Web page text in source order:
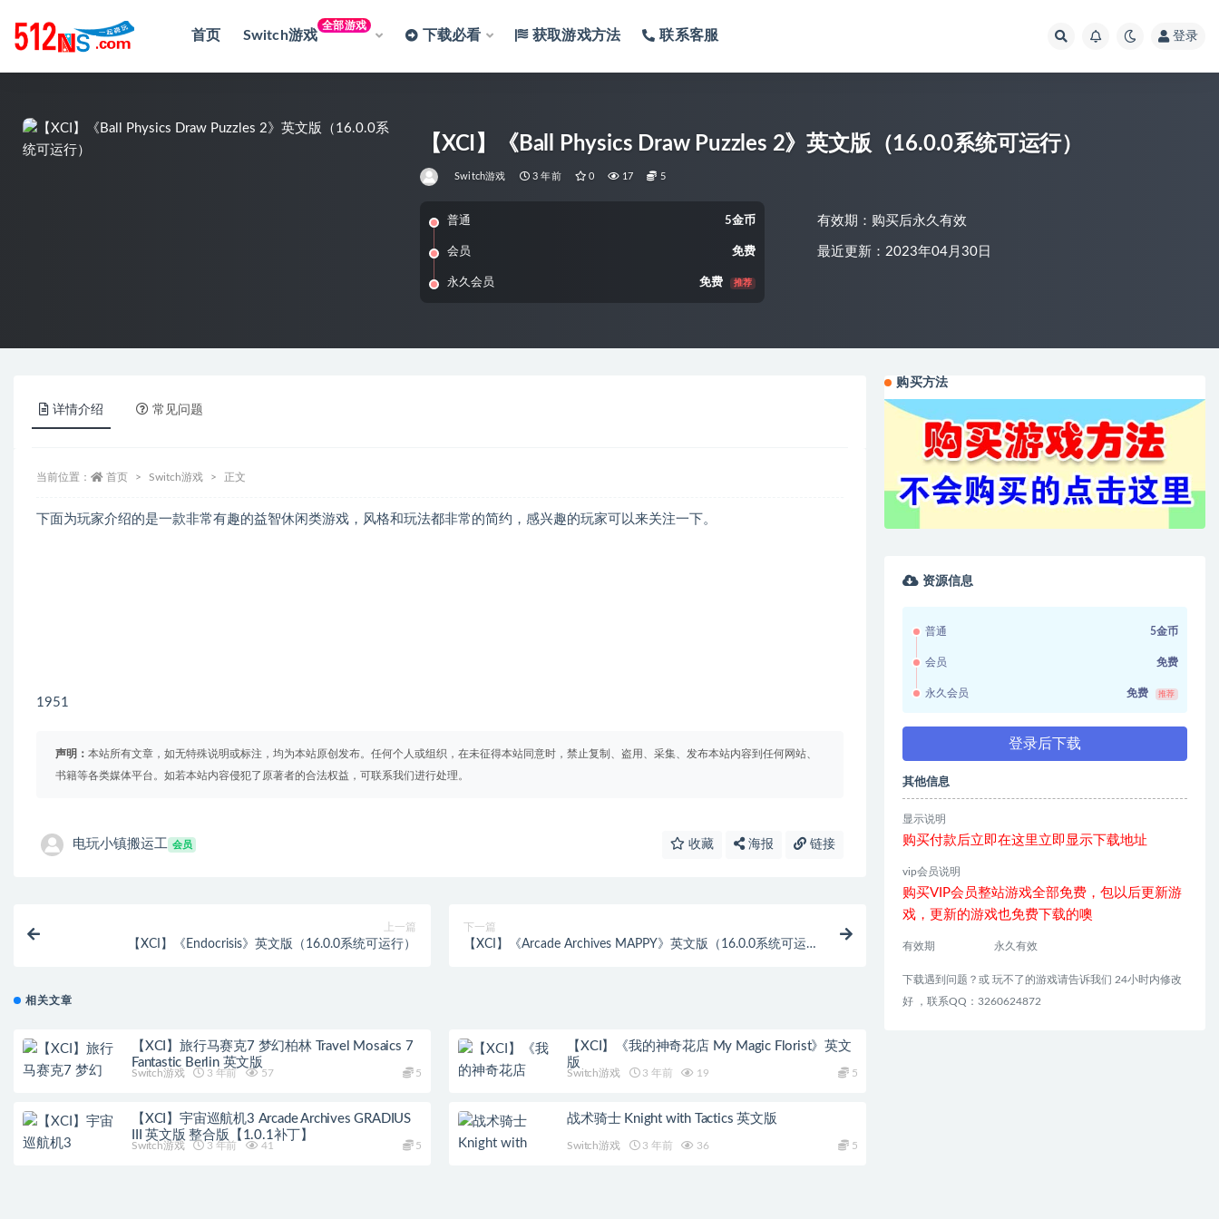
首页 Switch游戏
全部游戏
下载必看 获取游戏方法 联系客服 登录
【XCI】《Ball Physics Draw Puzzles 2》英文版（16.0.0系统可运行）
Switch游戏 3 年前 0 17 5
普通 5金币
会员 免费
永久会员 免费 推荐
有效期：购买后永久有效
最近更新：2023年04月30日
详情介绍 常见问题
当前位置： 首页 Switch游戏 正文
下面为玩家介绍的是一款非常有趣的益智休闲类游戏，风格和玩法都非常的简约，感兴趣的玩家可以来关注一下。
1951
声明： 本站所有文章，如无特殊说明或标注，均为本站原创发布。任何个人或组织，在未征得本站同意时，禁止复制、盗用、采集、发布本站内容到任何网站、
书籍等各类媒体平台。如若本站内容侵犯了原著者的合法权益，可联系我们进行处理。
电玩小镇搬运工 会员 收藏 海报 链接
上一篇
【XCI】《Endocrisis》英文版（16.0.0系统可运行）
下一篇
【XCI】《Arcade Archives MAPPY》英文版（16.0.0系统可运
相关文章
【XCI】旅行马赛克7 梦幻柏林 Travel Mosaics 7
Fantastic Berlin 英文版
Switch游戏 3 年前 57 5
【XCI】《我的神奇花店 My Magic Florist》英文
版
Switch游戏 3 年前 19 5
【XCI】宇宙巡航机3 Arcade Archives GRADIUS
III 英文版 整合版【1.0.1补丁】
Switch游戏 3 年前 41 5
战术骑士 Knight with Tactics 英文版
Switch游戏 3 年前 36 5
购买方法
资源信息
普通 5金币
会员 免费
永久会员 免费 推荐
登录后下载
其他信息
显示说明
购买付款后立即在这里立即显示下载地址
vip会员说明
购买VIP会员整站游戏全部免费，包以后更新游
戏，更新的游戏也免费下载的噢
有效期 永久有效
下载遇到问题？或 玩不了的游戏请告诉我们 24小时内修改
好 ，联系QQ：3260624872